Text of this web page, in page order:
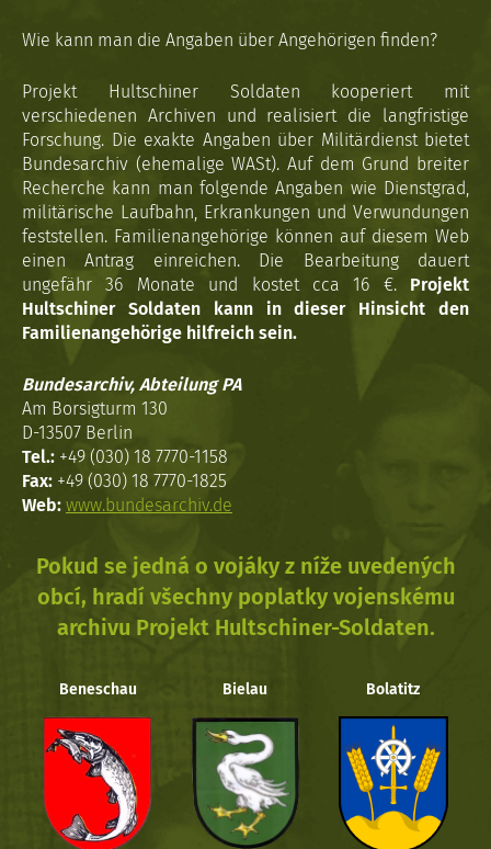
Wie kann man die Angaben über Angehörigen finden?
Projekt Hultschiner Soldaten kooperiert mit
verschiedenen Archiven und realisiert die langfristige
Forschung. Die exakte Angaben über Militärdienst bietet
Bundesarchiv (ehemalige WASt). Auf dem Grund breiter
Recherche kann man folgende Angaben wie Dienstgrad,
militärische Laufbahn, Erkrankungen und Verwundungen
feststellen. Familienangehörige können auf diesem Web
einen Antrag einreichen. Die Bearbeitung dauert
ungefähr 36 Monate und kostet cca 16 €. Projekt
Hultschiner Soldaten kann in dieser Hinsicht den
Familienangehörige hilfreich sein.
Bundesarchiv, Abteilung PA
Am Borsigturm 130
D-13507 Berlin
Tel.: +49 (030) 18 7770-1158
Fax: +49 (030) 18 7770-1825
Web: www.bundesarchiv.de
Pokud se jedná o vojáky z níže uvedených
obcí, hradí všechny poplatky vojenskému
archivu Projekt Hultschiner-Soldaten.
Beneschau Bielau Bolatitz